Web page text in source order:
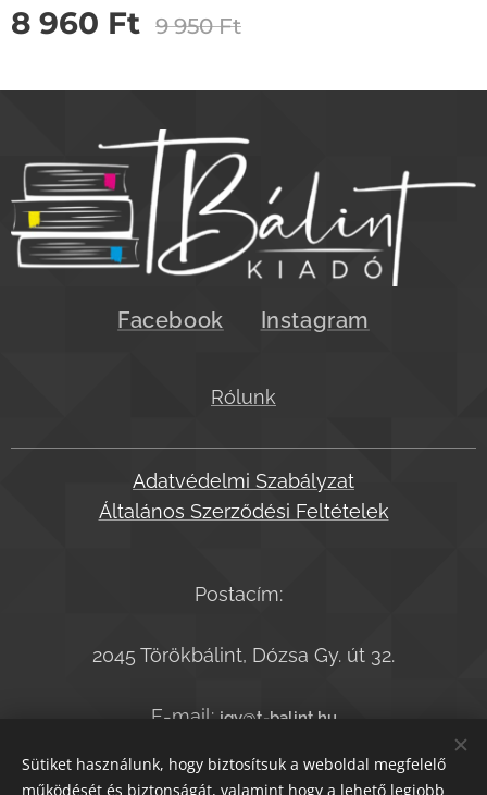
8 960 Ft 9 950Ft
Facebook Instagram
Rólunk
Adatvédelmi Szabályzat
Általános Szerződési Feltételek
Postacím:
2045 Törökbálint, Dózsa Gy. út 32.
E-mail: jgy@t-balint.hu
Telefonszám:+36-20-9364050
Sütiket használunk, hogy biztosítsuk a weboldal megfelelő
működését és biztonságát, valamint hogy a lehető legjobb